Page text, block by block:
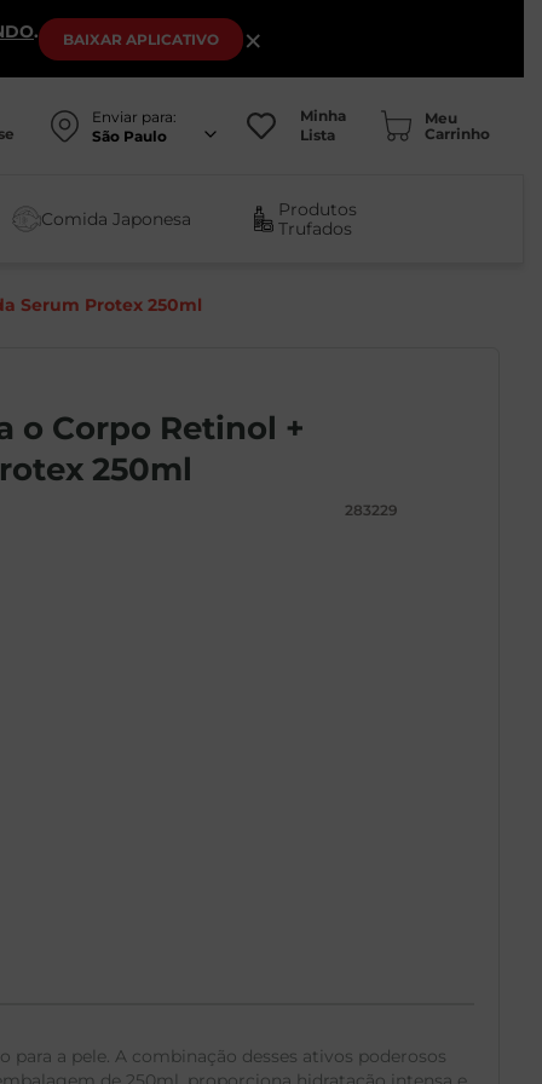
. BAIXAR APLICATIVO ×
Enviar para:
São Paulo
Minha
Lista
Comida Japonesa
Produtos
Trufados
Serum Protex 250ml
o Corpo Retinol +
250ml
283229
a pele. A combinação desses ativos poderosos